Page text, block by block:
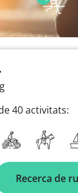
40 activitats:
Recerca de